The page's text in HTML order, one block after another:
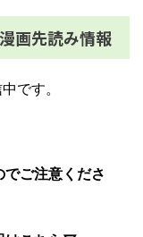
画先読み情報
です。
ご注意くださ